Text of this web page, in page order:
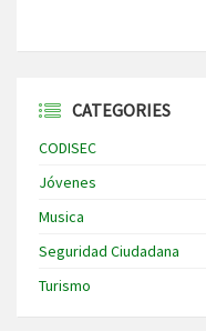
CATEGORIES
CODISEC
Jóvenes
Musica
Seguridad Ciudadana
Turismo